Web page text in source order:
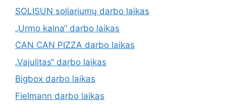
SOLISUN soliariumų darbo laikas
„Urmo kaina“ darbo laikas
CAN CAN PIZZA darbo laikas
„Vajulitas“ darbo laikas
Bigbox darbo laikas
Fielmann darbo laikas